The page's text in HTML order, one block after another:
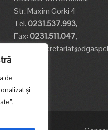
de
și
Str. Maxim Gorki 4
Tel.0231.537.993,
Fax:0231.511.047,
E-mail: